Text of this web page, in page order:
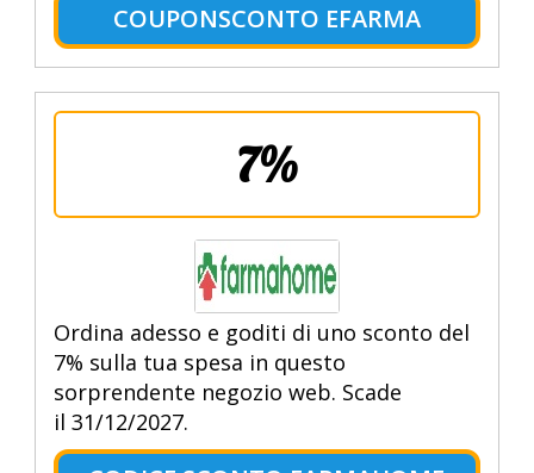
COUPONSCONTO EFARMA
7%
Ordina adesso e goditi di uno sconto del
7% sulla tua spesa in questo
sorprendente negozio web. Scade
il 31/12/2027.